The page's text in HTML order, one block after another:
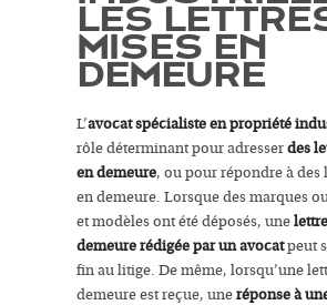
LES
MISES EN
DEMEURE
L’avocat spécialiste en propriété
rôle déterminant pour adresserdes
en demeure, ou pour répondre à des
en demeure. Lorsque des marques
et modèles ont été déposés, une
demeure rédigée par un avocatpeut
fin au litige. De même, lorsqu’une
demeure est reçue, uneréponse à